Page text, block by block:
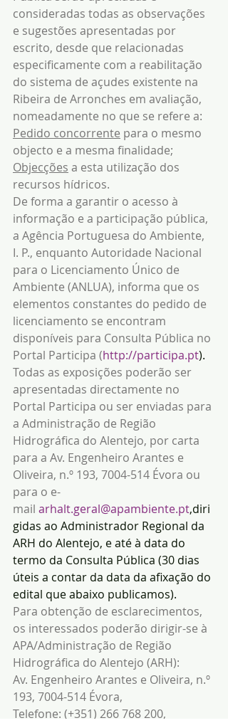
consideradas todas as observações
e sugestões apresentadas por
escrito, desde que relacionadas
especificamente com a reabilitação
do sistema de açudes existente na
Ribeira de Arronches em avaliação,
nomeadamente no que se refere a:
Pedido concorrente para o mesmo
objecto e a mesma finalidade;
Objecções a esta utilização dos
recursos hídricos.
De forma a garantir o acesso à
informação e a participação pública,
a Agência Portuguesa do Ambiente,
I. P., enquanto Autoridade Nacional
para o Licenciamento Único de
Ambiente (ANLUA), informa que os
elementos constantes do pedido de
licenciamento se encontram
disponíveis para Consulta Pública no
Portal Participa (http://participa.pt).
Todas as exposições poderão ser
apresentadas directamente no
Portal Participa ou ser enviadas para
a Administração de Região
Hidrográfica do Alentejo, por carta
para a Av. Engenheiro Arantes e
Oliveira, n.º 193, 7004-514 Évora ou
para o e-
mail arhalt.geral@apambiente.pt,diri
gidas ao Administrador Regional da
ARH do Alentejo, e até à data do
termo da Consulta Pública (30 dias
úteis a contar da data da afixação do
edital que abaixo publicamos).
Para obtenção de esclarecimentos,
os interessados poderão dirigir-se à
APA/Administração de Região
Hidrográfica do Alentejo (ARH):
Av. Engenheiro Arantes e Oliveira, n.º
193, 7004-514 Évora,
Telefone: (+351) 266 768 200,